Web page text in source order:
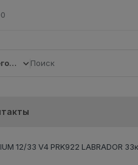
Все категории
12/33 V4 PRK922 LABRADOR